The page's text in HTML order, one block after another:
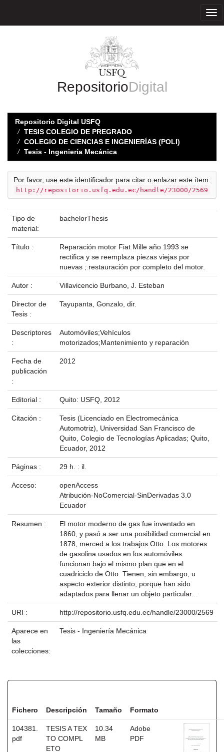
RepositorioDigital
Repositorio Digital USFQ
TESIS COLEGIO DE PREGRADO
COLEGIO DE CIENCIAS E INGENIERÍAS (POLI)
Tesis - Ingeniería Mecánica
Por favor, use este identificador para citar o enlazar este ítem:
http://repositorio.usfq.edu.ec/handle/23000/2569
Tipo de
material:
bachelorThesis
Título :
Reparación motor Fiat Mille año 1993 se
rectifica y se reemplaza piezas viejas por
nuevas ; restauración por completo del motor.
Autor : Villavicencio Burbano, J. Esteban
Director de
Tesis :
Tayupanta, Gonzalo, dir.
Descriptores
:
Automóviles;Vehículos
motorizados;Mantenimiento y reparación
Fecha de
publicación
:
2012
Editorial : Quito: USFQ, 2012
Citación :
Tesis (Licenciado en Electromecánica
Automotriz), Universidad San Francisco de
Quito, Colegio de Tecnologías Aplicadas; Quito,
Ecuador, 2012
Páginas : 29 h. : il.
Acceso:
openAccess
Atribución-NoComercial-SinDerivadas 3.0
Ecuador
Resumen :
El motor moderno de gas fue inventado en
1860, y pasó a ser una posibilidad comercial en
1878, merced a los trabajos Otto. Los motores
de gasolina usados en los automóviles
funcionan bajo el mismo plan que en el
cuadriciclo de Otto. Tienen, sin embargo, u
aspecto exterior distinto, porque han sido
adaptados para llenar un objeto particular...
URI : http://repositorio.usfq.edu.ec/handle/23000/2569
Aparece en
las
colecciones:
Tesis - Ingeniería Mecánica
Fichero Descripción Tamaño Formato
104381.
pdf
TESIS A TEX
TO COMPL
ETO
10.34
MB
Adobe
PDF